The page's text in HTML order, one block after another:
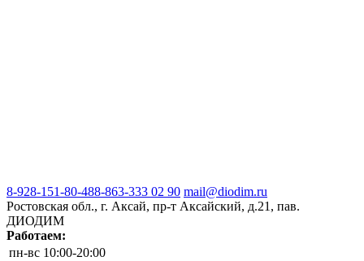
8-928-151-80-488-863-333 02 90 mail@diodim.ru
Ростовская обл., г. Аксай, пр-т Аксайский, д.21, пав.
ДИОДИМ
Работаем:
пн-вс 10:00-20:00